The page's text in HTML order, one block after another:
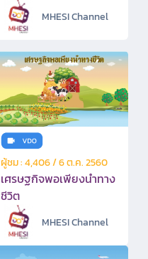
MHESI Channel
ผู้ชม : 4,406 / 6 ต.ค. 2560
เศรษฐกิจพอเพียงนำทาง
ชีวิต
MHESI Channel